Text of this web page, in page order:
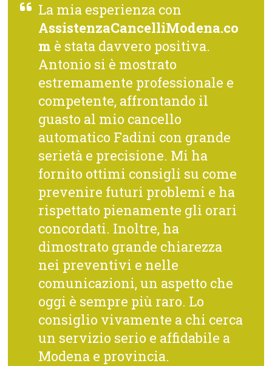
La mia esperienza con
AssistenzaCancelliModena.co
m è stata davvero positiva.
Antonio si è mostrato
estremamente professionale e
competente, affrontando il
guasto al mio cancello
automatico Fadini con grande
serietà e precisione. Mi ha
fornito ottimi consigli su come
prevenire futuri problemi e ha
rispettato pienamente gli orari
concordati. Inoltre, ha
dimostrato grande chiarezza
nei preventivi e nelle
comunicazioni, un aspetto che
oggi è sempre più raro. Lo
consiglio vivamente a chi cerca
un servizio serio e affidabile a
Modena e provincia.